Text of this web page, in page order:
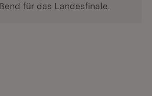
für das Landesfinale.